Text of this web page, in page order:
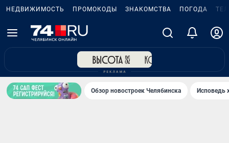
НЕДВИЖИМОСТЬ ПРОМОКОДЫ ЗНАКОМСТВА ПОГОДА
Обзор новостроек Челябинска Исповедь